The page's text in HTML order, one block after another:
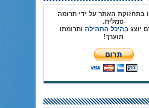
בתחזוקת האתר על ידי תרומה
סמלית.
יוצגבהיכל התהילה ותרומתו
תוערך!